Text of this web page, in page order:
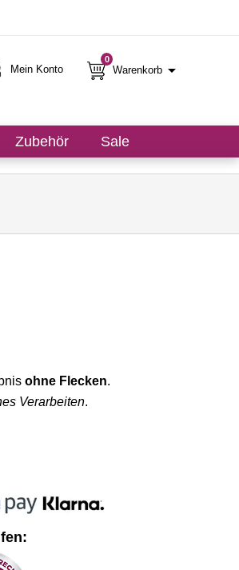
0
Warenkorb 
Mein Konto
Zubehör Sale
ohne Flecken.
Verarbeiten.